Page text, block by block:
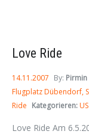
Love Ride
14.11.2007 By:
Flugplatz Dübendorf
Ride Kategorieren:
Love Ride Am